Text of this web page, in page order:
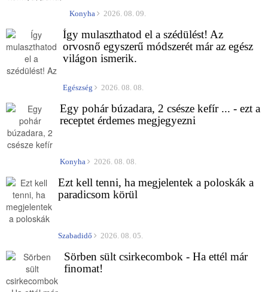
Konyha 2026. 08. 09.
Így mulaszthatod el a szédülést! Az
orvosnő egyszerű módszerét már az egész
világon ismerik.
Egészség 2026. 08. 08.
Egy pohár búzadara, 2 csésze kefír ... - ezt a
receptet érdemes megjegyezni
Konyha 2026. 08. 08.
Ezt kell tenni, ha megjelentek a poloskák a
paradicsom körül
Szabadidő 2026. 08. 05.
Sörben sült csirkecombok - Ha ettél már
finomat!